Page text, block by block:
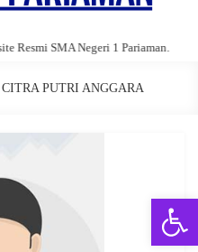
SMA Negeri 1 Pariaman.
PUTRI ANGGARA